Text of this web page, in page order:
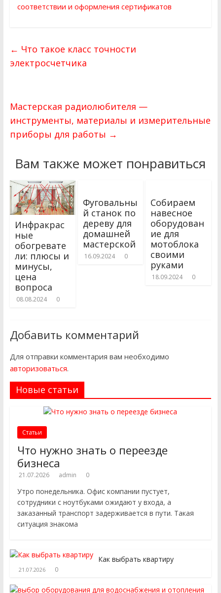
соответствии и оформления сертификатов
← Что такое класс точности
электросчетчика
Мастерская радиолюбителя —
инструменты, материалы и измерительные
приборы для работы →
Вам также может понравиться
Инфракрас
ные
обогревате
ли: плюсы и
минусы,
цена
вопроса
08.08.2024 0
Фуговальны
й станок по
дереву для
домашней
мастерской
16.09.2024 0
Собираем
навесное
оборудован
ие для
мотоблока
своими
руками
18.09.2024 0
Добавить комментарий
Для отправки комментария вам необходимо
авторизоваться.
Новые статьи
Статьи
Что нужно знать о переезде
бизнеса
21.07.2026 admin 0
Утро понедельника. Офис компании пустует,
сотрудники с ноутбуками ожидают у входа, а
заказанный транспорт задерживается в пути. Такая
ситуация знакома
Как выбрать квартиру
21.07.2026 0